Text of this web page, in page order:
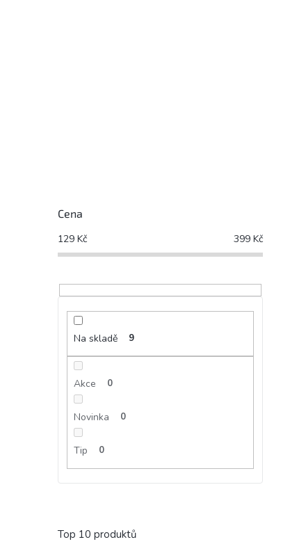
Cena
129 Kč 399 Kč
Na skladě 9
Akce 0
Novinka 0
Tip 0
Top 10 produktů